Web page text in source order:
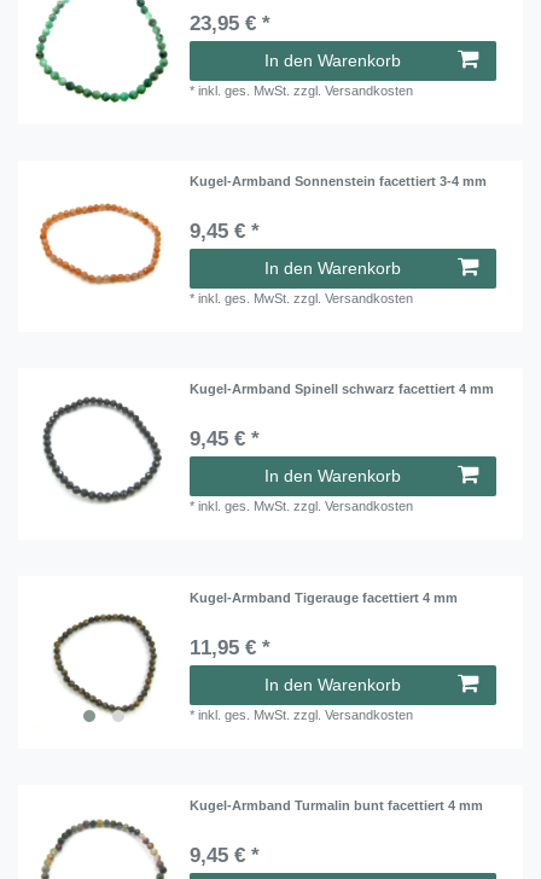
23,95 € *
In den Warenkorb
*inkl. ges. MwSt. zzgl.Versandkosten
Kugel-Armband Sonnenstein facettiert 3-4 mm
9,45 € *
In den Warenkorb
*inkl. ges. MwSt. zzgl.Versandkosten
Kugel-Armband Spinell schwarz facettiert 4 mm
9,45 € *
In den Warenkorb
*inkl. ges. MwSt. zzgl.Versandkosten
Kugel-Armband Tigerauge facettiert 4 mm
11,95 € *
In den Warenkorb
*inkl. ges. MwSt. zzgl.Versandkosten
Kugel-Armband Turmalin bunt facettiert 4 mm
9,45 € *